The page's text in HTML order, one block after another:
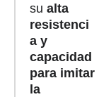
su alta
resistenci
a y
capacidad
para imitar
la